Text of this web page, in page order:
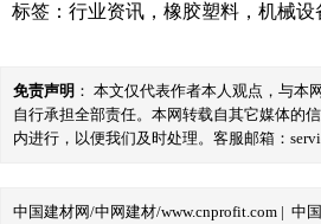
标签： 行业资讯 ， 橡胶塑料 ， 机械设
免责声明 ： 本文仅代表作者本人观点，与
自行承担全部责任。本网转载自其它媒体的
内进行，以便我们及时处理。客服邮箱：
中国建材网/中网建材/www.cnprofit.com | 中